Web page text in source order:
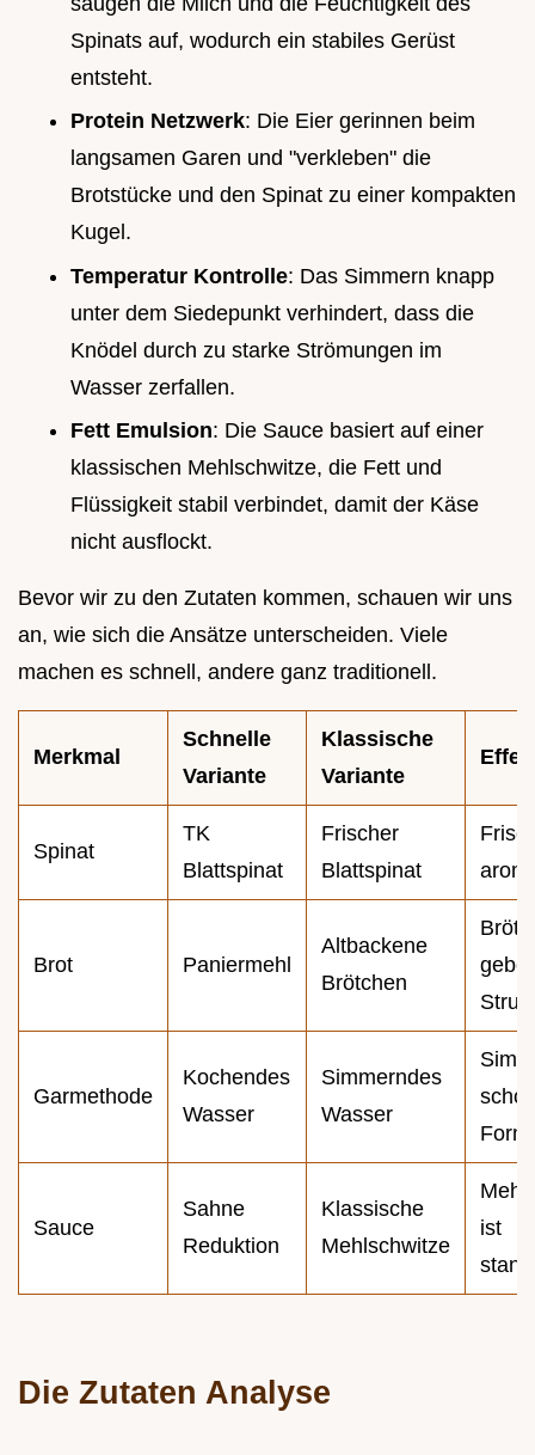
Spinats auf, wodurch ein stabiles Gerüst
entsteht.
Protein Netzwerk: Die Eier gerinnen beim
langsamen Garen und "verkleben" die
Brotstücke und den Spinat zu einer kompakten
Kugel.
Temperatur Kontrolle: Das Simmern knapp
unter dem Siedepunkt verhindert, dass die
Knödel durch zu starke Strömungen im
Wasser zerfallen.
Fett Emulsion: Die Sauce basiert auf einer
klassischen Mehlschwitze, die Fett und
Flüssigkeit stabil verbindet, damit der Käse
nicht ausflockt.
Bevor wir zu den Zutaten kommen, schauen wir uns
an, wie sich die Ansätze unterscheiden. Viele
machen es schnell, andere ganz traditionell.
Merkmal
Schnelle
Variante
Klassische
Variante
Spinat
TK
Blattspinat
Frischer
Blattspinat
Brot Paniermehl
Altbackene
Brötchen
Garmethode
Kochendes
Wasser
Simmerndes
Wasser
Form
Sauce
Sahne
Reduktion
Klassische
Mehlschwitze
ist
Die Zutaten Analyse